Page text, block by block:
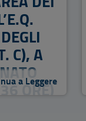
C), A
ORE)
a Leggere